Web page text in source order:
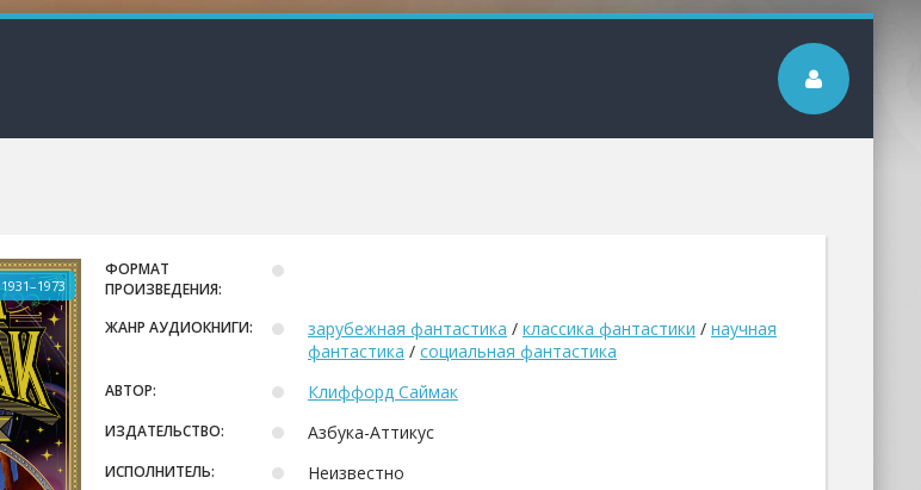
1931–1973
ФОРМАТ
ПРОИЗВЕДЕНИЯ:
ЖАНР АУДИОКНИГИ:
зарубежная фантастика / классика фантастики / научная
фантастика / социальная фантастика
АВТОР: Клиффорд Саймак
ИЗДАТЕЛЬСТВО: Азбука-Аттикус
ИСПОЛНИТЕЛЬ: Неизвестно